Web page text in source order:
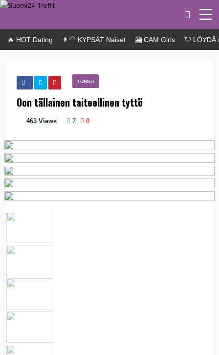
🔥 HOT Dating 👩‍🦳 KYPSÄT Naiset 🎦 CAM Girls 💘 LÖYDÄ
TURKU
Oon tällainen taiteellinen tyttö
463 Views 7 0